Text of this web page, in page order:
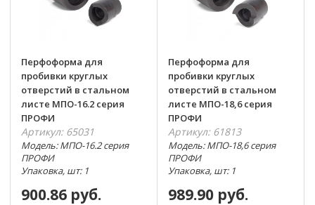
Перфоформа для
пробивки круглых
отверстий в стальном
листе МПО-16.2 серия
ПРОФИ
Артикул: 65031
Модель: МПО-16.2 серия
ПРОФИ
Упаковка, шт: 1
900.86 руб.
Перфоформа для
пробивки круглых
отверстий в стальном
листе МПО-18,6 серия
ПРОФИ
Артикул: 61813
Модель: МПО-18,6 серия
ПРОФИ
Упаковка, шт: 1
989.90 руб.